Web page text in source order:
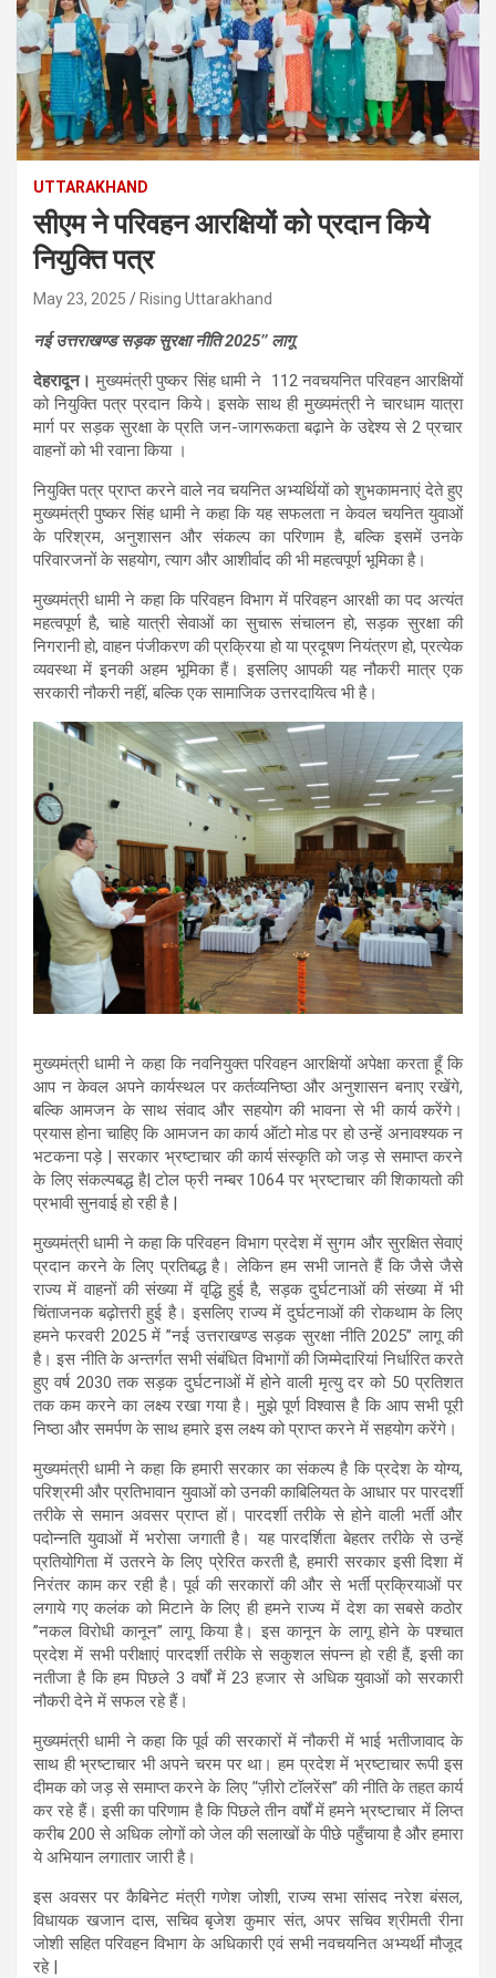
UTTARAKHAND
सीएम ने परिवहन आरक्षियों को प्रदान किये
नियुक्ति पत्र
May 23, 2025 Rising Uttarakhand
नई उत्तराखण्ड सड़क सुरक्षा नीति 2025’’ लागू
देहरादून। मुख्यमंत्री पुष्कर सिंह धामी ने 112 नवचयनित परिवहन आरक्षियों
को नियुक्ति पत्र प्रदान किये। इसके साथ ही मुख्यमंत्री ने चारधाम यात्रा
मार्ग पर सड़क सुरक्षा के प्रति जन-जागरूकता बढ़ाने के उद्देश्य से 2 प्रचार
वाहनों को भी रवाना किया ।
नियुक्ति पत्र प्राप्त करने वाले नव चयनित अभ्यर्थियों को शुभकामनाएं देते हुए
मुख्यमंत्री पुष्कर सिंह धामी ने कहा कि यह सफलता न केवल चयनित युवाओं
के परिश्रम, अनुशासन और संकल्प का परिणाम है, बल्कि इसमें उनके
परिवारजनों के सहयोग, त्याग और आशीर्वाद की भी महत्वपूर्ण भूमिका है।
मुख्यमंत्री धामी ने कहा कि परिवहन विभाग में परिवहन आरक्षी का पद अत्यंत
महत्वपूर्ण है, चाहे यात्री सेवाओं का सुचारू संचालन हो, सड़क सुरक्षा की
निगरानी हो, वाहन पंजीकरण की प्रक्रिया हो या प्रदूषण नियंत्रण हो, प्रत्येक
व्यवस्था में इनकी अहम भूमिका हैं। इसलिए आपकी यह नौकरी मात्र एक
सरकारी नौकरी नहीं, बल्कि एक सामाजिक उत्तरदायित्व भी है।
मुख्यमंत्री धामी ने कहा कि नवनियुक्त परिवहन आरक्षियों अपेक्षा करता हूँ कि
आप न केवल अपने कार्यस्थल पर कर्तव्यनिष्ठा और अनुशासन बनाए रखेंगे,
बल्कि आमजन के साथ संवाद और सहयोग की भावना से भी कार्य करेंगे।
प्रयास होना चाहिए कि आमजन का कार्य ऑटो मोड पर हो उन्हें अनावश्यक न
भटकना पड़े | सरकार भ्रष्टाचार की कार्य संस्कृति को जड़ से समाप्त करने
के लिए संकल्पबद्ध है| टोल फ्री नम्बर 1064 पर भ्रष्टाचार की शिकायतो की
प्रभावी सुनवाई हो रही है |
मुख्यमंत्री धामी ने कहा कि परिवहन विभाग प्रदेश में सुगम और सुरक्षित सेवाएं
प्रदान करने के लिए प्रतिबद्ध है। लेकिन हम सभी जानते हैं कि जैसे जैसे
राज्य में वाहनों की संख्या में वृद्धि हुई है, सड़क दुर्घटनाओं की संख्या में भी
चिंताजनक बढ़ोत्तरी हुई है। इसलिए राज्य में दुर्घटनाओं की रोकथाम के लिए
हमने फरवरी 2025 में ’’नई उत्तराखण्ड सड़क सुरक्षा नीति 2025’’ लागू की
है। इस नीति के अन्तर्गत सभी संबंधित विभागों की जिम्मेदारियां निर्धारित करते
हुए वर्ष 2030 तक सड़क दुर्घटनाओं में होने वाली मृत्यु दर को 50 प्रतिशत
तक कम करने का लक्ष्य रखा गया है। मुझे पूर्ण विश्वास है कि आप सभी पूरी
निष्ठा और समर्पण के साथ हमारे इस लक्ष्य को प्राप्त करने में सहयोग करेंगे।
मुख्यमंत्री धामी ने कहा कि हमारी सरकार का संकल्प है कि प्रदेश के योग्य,
परिश्रमी और प्रतिभावान युवाओं को उनकी काबिलियत के आधार पर पारदर्शी
तरीके से समान अवसर प्राप्त हों। पारदर्शी तरीके से होने वाली भर्ती और
पदोन्नति युवाओं में भरोसा जगाती है। यह पारदर्शिता बेहतर तरीके से उन्हें
प्रतियोगिता में उतरने के लिए प्रेरित करती है, हमारी सरकार इसी दिशा में
निरंतर काम कर रही है। पूर्व की सरकारों की और से भर्ती प्रक्रियाओं पर
लगाये गए कलंक को मिटाने के लिए ही हमने राज्य में देश का सबसे कठोर
’’नकल विरोधी कानून’’ लागू किया है। इस कानून के लागू होने के पश्चात
प्रदेश में सभी परीक्षाएं पारदर्शी तरीके से सकुशल संपन्न हो रही हैं, इसी का
नतीजा है कि हम पिछले 3 वर्षों में 23 हजार से अधिक युवाओं को सरकारी
नौकरी देने में सफल रहे हैं।
मुख्यमंत्री धामी ने कहा कि पूर्व की सरकारों में नौकरी में भाई भतीजावाद के
साथ ही भ्रष्टाचार भी अपने चरम पर था। हम प्रदेश में भ्रष्टाचार रूपी इस
दीमक को जड़ से समाप्त करने के लिए ’‘ज़ीरो टॉलरेंस’’ की नीति के तहत कार्य
कर रहे हैं। इसी का परिणाम है कि पिछले तीन वर्षों में हमने भ्रष्टाचार में लिप्त
करीब 200 से अधिक लोगों को जेल की सलाखों के पीछे पहुँचाया है और हमारा
ये अभियान लगातार जारी है।
इस अवसर पर कैबिनेट मंत्री गणेश जोशी, राज्य सभा सांसद नरेश बंसल,
विधायक खजान दास, सचिव बृजेश कुमार संत, अपर सचिव श्रीमती रीना
जोशी सहित परिवहन विभाग के अधिकारी एवं सभी नवचयनित अभ्यर्थी मौजूद
रहे |